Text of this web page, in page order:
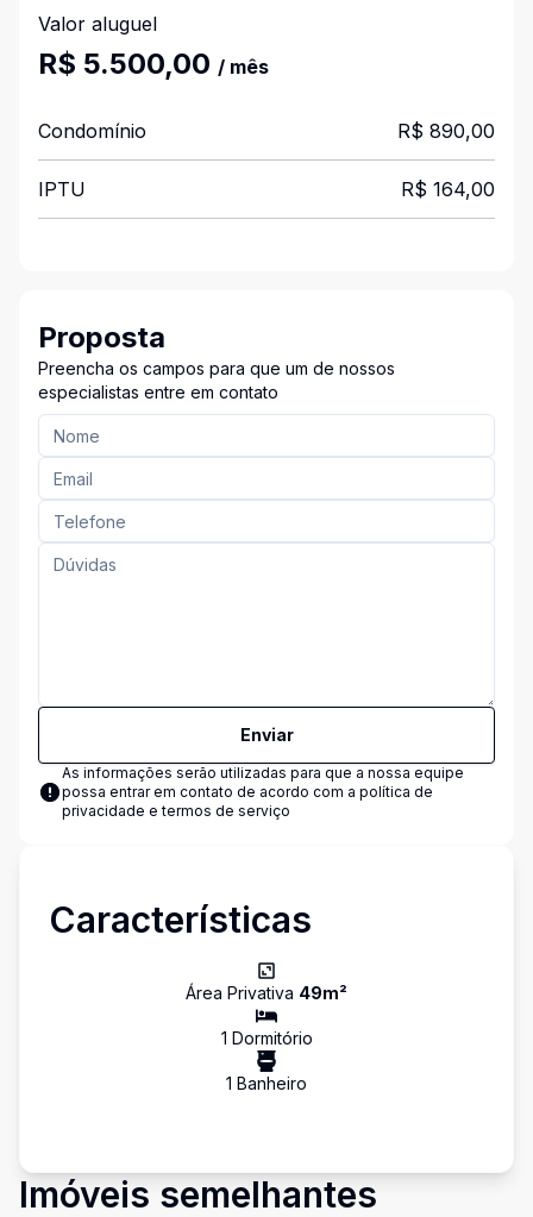
Valor aluguel
R$ 5.500,00 / mês
Condomínio R$ 890,00
IPTU R$ 164,00
Proposta
Preencha os campos para que um de nossos
especialistas entre em contato
Enviar
As informações serão utilizadas para que a nossa equipe
possa entrar em contato de acordo com a política de
privacidade e termos de serviço
Características
Área Privativa 49m²
1 Dormitório
1 Banheiro
Imóveis semelhantes